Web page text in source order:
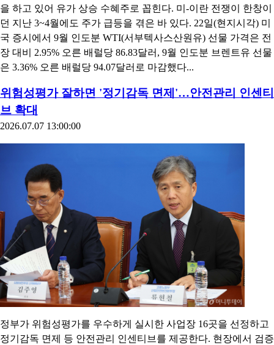
을 하고 있어 유가 상승 수혜주로 꼽힌다. 미-이란 전쟁이 한창이
던 지난 3~4월에도 주가 급등을 겪은 바 있다. 22일(현지시각) 미
국 증시에서 9월 인도분 WTI(서부텍사스산원유) 선물 가격은 전
장 대비 2.95% 오른 배럴당 86.83달러, 9월 인도분 브렌트유 선물
은 3.36% 오른 배럴당 94.07달러로 마감했다...
위험성평가 잘하면 '정기감독 면제'…안전관리 인센티
브 확대
2026.07.07 13:00:00
정부가 위험성평가를 우수하게 실시한 사업장 16곳을 선정하고
정기감독 면제 등 안전관리 인센티브를 제공한다. 현장에서 검증